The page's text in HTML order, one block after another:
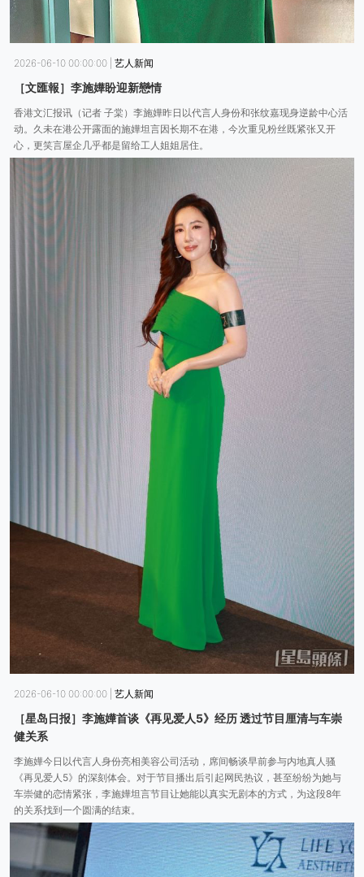
2026-06-10 00:00:00 艺人新闻
［文匯報］李施嬅盼迎新戀情
香港文汇报讯（记者 子棠）李施嬅昨日以代言人身份和张纹嘉现身逆龄中心活
动。久未在港公开露面的施嬅坦言因长期不在港，今次重见粉丝既紧张又开
心，更笑言屋企几乎都是留给工人姐姐居住。
2026-06-10 00:00:00 艺人新闻
［星岛日报］李施嬅首谈《再见爱人5》经历 透过节目厘清与车崇
健关系
李施嬅今日以代言人身份亮相美容公司活动，席间畅谈早前参与内地真人骚
《再见爱人5》的深刻体会。对于节目播出后引起网民热议，甚至纷纷为她与
车崇健的恋情紧张，李施嬅坦言节目让她能以真实无剧本的方式，为这段8年
的关系找到一个圆满的结束。